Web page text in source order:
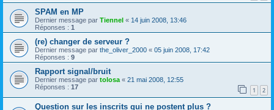
SPAM en MP
Dernier message par Tiennel « 14 juin 2008, 13:46
Réponses : 1
(re) changer de serveur ?
Dernier message par the_oliver_2000 « 05 juin 2008, 17:42
Réponses : 9
Rapport signal/bruit
Dernier message par tolosa « 21 mai 2008, 12:55
Réponses : 17 1 2
Question sur les inscrits qui ne postent plus ?